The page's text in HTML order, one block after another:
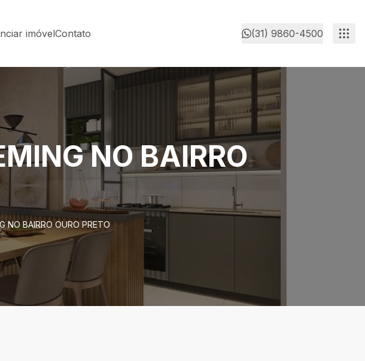
imóvelContato (31) 9860-4500
NO BAIRRO
NO BAIRRO OURO PRETO